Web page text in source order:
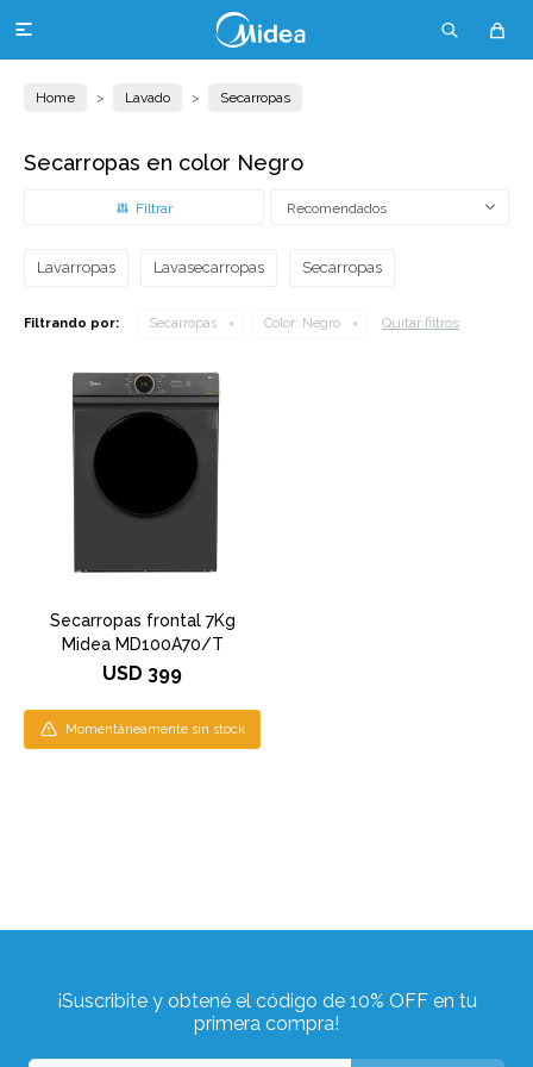

Home Lavado Secarropas
Secarropas en color Negro
Recomendados
Lavarropas Lavasecarropas Secarropas
Filtrando por: Secarropas Color: Negro Quitar filtros
Secarropas frontal 7Kg
Midea MD100A70/T
USD 399
Momentáneamente sin stock
¡Suscribite y obtené el código de 10% OFF en tu
primera compra!